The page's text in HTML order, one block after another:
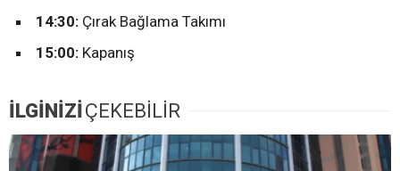
14:30: Çırak Bağlama Takımı
15:00: Kapanış
İLGİNİZİÇEKEBİLİR